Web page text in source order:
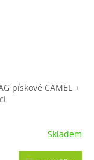
pískové CAMEL +
Skladem